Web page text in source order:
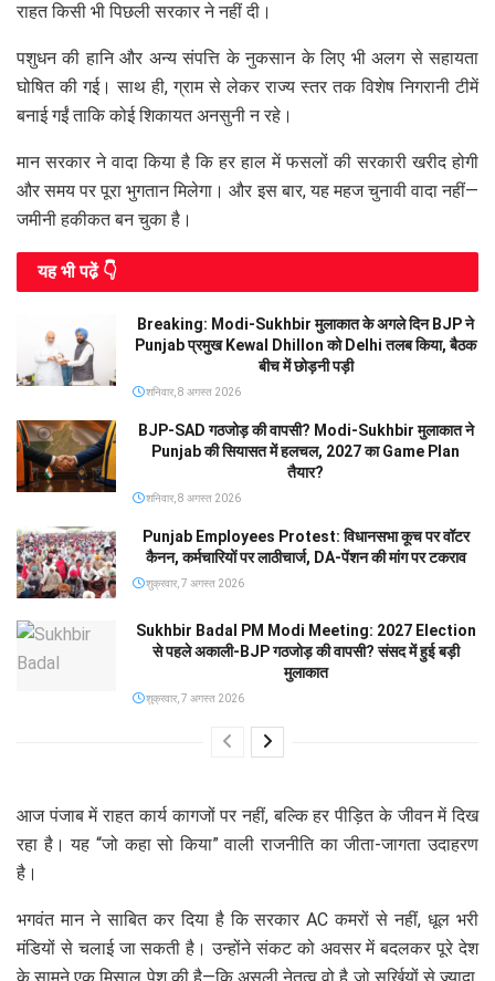
राहत किसी भी पिछली सरकार ने नहीं दी।
पशुधन की हानि और अन्य संपत्ति के नुकसान के लिए भी अलग से सहायता
घोषित की गई। साथ ही, ग्राम से लेकर राज्य स्तर तक विशेष निगरानी टीमें
बनाई गईं ताकि कोई शिकायत अनसुनी न रहे।
मान सरकार ने वादा किया है कि हर हाल में फसलों की सरकारी खरीद होगी
और समय पर पूरा भुगतान मिलेगा। और इस बार, यह महज चुनावी वादा नहीं—
जमीनी हकीकत बन चुका है।
यह भी पढे़ं 👇
Breaking: Modi-Sukhbir मुलाकात के अगले दिन BJP ने
Punjab प्रमुख Kewal Dhillon को Delhi तलब किया, बैठक
बीच में छोड़नी पड़ी
शनिवार, 8 अगस्त 2026
BJP-SAD गठजोड़ की वापसी? Modi-Sukhbir मुलाकात ने
Punjab की सियासत में हलचल, 2027 का Game Plan
तैयार?
शनिवार, 8 अगस्त 2026
Punjab Employees Protest: विधानसभा कूच पर वॉटर
कैनन, कर्मचारियों पर लाठीचार्ज, DA-पेंशन की मांग पर टकराव
शुक्रवार, 7 अगस्त 2026
Sukhbir Badal PM Modi Meeting: 2027 Election
से पहले अकाली-BJP गठजोड़ की वापसी? संसद में हुई बड़ी
मुलाकात
शुक्रवार, 7 अगस्त 2026
आज पंजाब में राहत कार्य कागजों पर नहीं, बल्कि हर पीड़ित के जीवन में दिख
रहा है। यह “जो कहा सो किया” वाली राजनीति का जीता-जागता उदाहरण
है।
भगवंत मान ने साबित कर दिया है कि सरकार AC कमरों से नहीं, धूल भरी
मंडियों से चलाई जा सकती है। उन्होंने संकट को अवसर में बदलकर पूरे देश